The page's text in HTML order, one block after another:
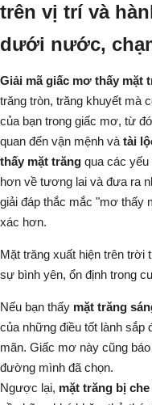
trên vị trí và
dưới nước,
Giải mã giấc mơ thấy mặt
trăng tròn, trăng khuyết mà
của bạn trong giấc mơ, từ
quan đến vận mệnh và tài
thấy mặt trăng qua các yếu
hơn về tương lai và đưa ra
giải đáp thắc mắc "mơ thấy
xác hơn.
Mặt trăng xuất hiện trên
sự bình yên, ổn định trong
Nếu bạn thấy mặt trăng
của những điều tốt lành sắp
mãn. Giấc mơ này cũng
đường mình đã chọn.
Ngược lại, mặt trăng bị